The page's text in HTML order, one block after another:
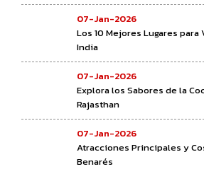
07-Jan-2026
Los 10 Mejores Lugares
India
07-Jan-2026
Explora los Sabores de la
Rajasthan
07-Jan-2026
Atracciones Principales y
Benarés